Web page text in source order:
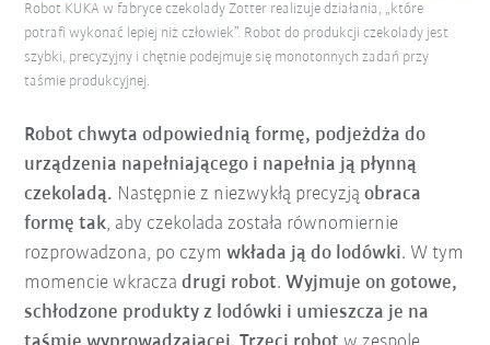
Robot chwyta odpowiednią formę, podjeżdża do
urządzenia napełniającego i napełnia ją płynną
czekoladą. Następnie z niezwykłą precyzjąobraca
formę tak, aby czekolada została równomiernie
rozprowadzona, po czymwkłada ją do lodówki. W tym
momencie wkraczadrugi robot. Wyjmuje on gotowe,
schłodzone produkty z lodówki i umieszcza je na
Robot KUKA w fabryce czekolady Zotter realizuje działania, „które
potrafi wykonać lepiej niż człowiek”. Robot do produkcji czekolady jest
szybki, precyzyjny i chętnie podejmuje się monotonnych zadań przy
taśmie produkcyjnej.